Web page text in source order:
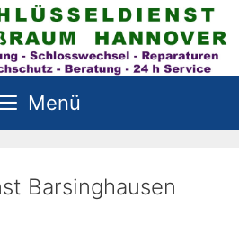
Menü
Barsinghausen